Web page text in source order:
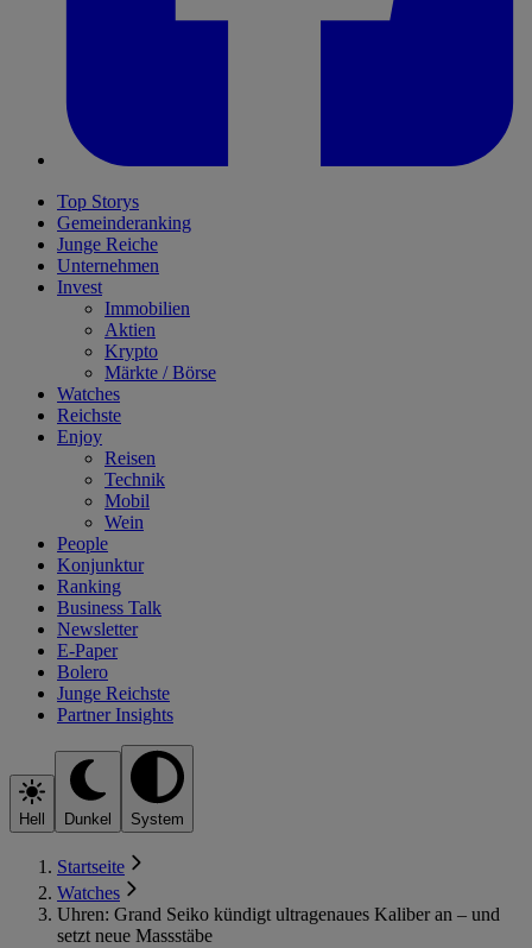
Top Storys
Gemeinderanking
Junge Reiche
Unternehmen
Invest
Immobilien
Aktien
Krypto
Märkte / Börse
Watches
Reichste
Enjoy
Reisen
Technik
Mobil
Wein
People
Konjunktur
Ranking
Business Talk
Newsletter
E-Paper
Bolero
Junge Reichste
Partner Insights
Hell Dunkel System
Startseite
Watches
Uhren: Grand Seiko kündigt ultragenaues Kaliber an – und
setzt neue Massstäbe